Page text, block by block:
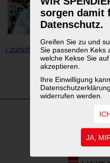
sorgen damit
Datenschutz.
Greifen Sie zu und
Sie passenden Keks
welche Kekse Sie
akzeptieren.
Ihre Einwilligung
widerrufen werden.
JA,
‹ zurück zur Übersicht
2